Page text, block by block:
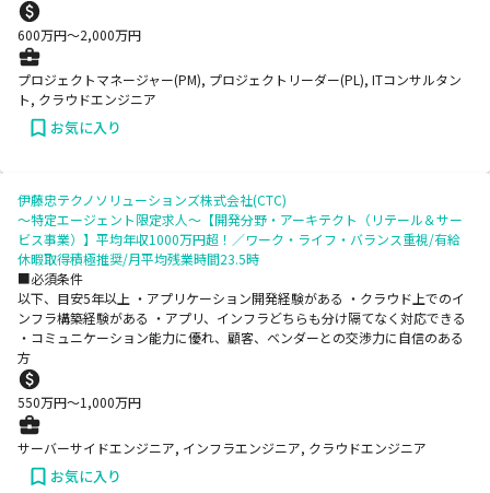
600万円〜2,000万円
プロジェクトマネージャー(PM), プロジェクトリーダー(PL), ITコンサルタン
ト, クラウドエンジニア
お気に入り
伊藤忠テクノソリューションズ株式会社(CTC)
～特定エージェント限定求人～【開発分野・アーキテクト（リテール＆サー
ビス事業）】平均年収1000万円超！／ワーク・ライフ・バランス重視/有給
休暇取得積極推奨/月平均残業時間23.5時
■必須条件
以下、目安5年以上 ・アプリケーション開発経験がある ・クラウド上でのイ
ンフラ構築経験がある ・アプリ、インフラどちらも分け隔てなく対応できる
・コミュニケーション能力に優れ、顧客、ベンダーとの交渉力に自信のある
方
550万円〜1,000万円
サーバーサイドエンジニア, インフラエンジニア, クラウドエンジニア
お気に入り